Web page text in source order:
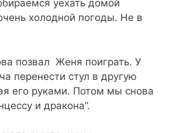
уехать домой
холодной погоды. Не в
позвал Женя поиграть. У
перенести стул в другую
его руками. Потом мы снова
и дракона”.